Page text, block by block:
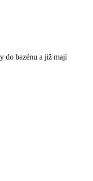
do bazénu a již mají